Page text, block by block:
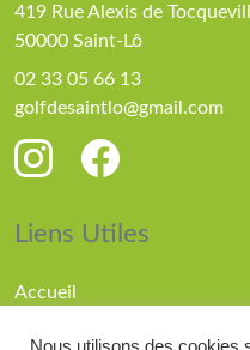
419 Rue Alexis de
50000 Saint-Lô
02 33 05 66 13
golfdesaintlo@gmail.com
Liens Utiles
Accueil